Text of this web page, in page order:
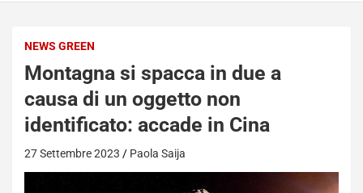
NEWS GREEN
Montagna si spacca in due a
causa di un oggetto non
identificato: accade in Cina
27 Settembre 2023 Paola Saija